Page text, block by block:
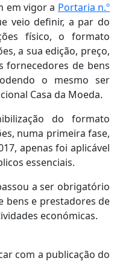
em vigor a Portaria n.º
veio definir, a par do
físico, o formato
a sua edição, preço,
fornecedores de bens
o mesmo ser
Casa da Moeda.
do formato
numa primeira fase,
apenas foi aplicável
essenciais.
a ser obrigatório
bens e prestadores de
económicas.
com a publicação do